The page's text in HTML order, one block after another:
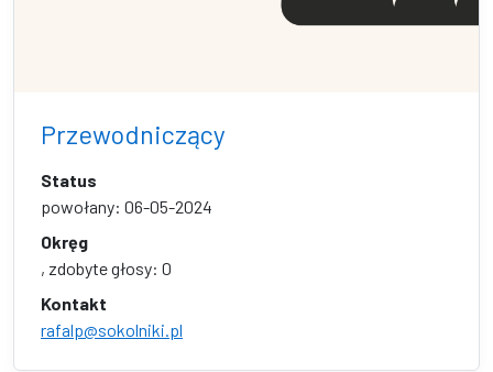
Przewodniczący
Status
powołany: 06-05-2024
Okręg
, zdobyte głosy: 0
Kontakt
rafalp@sokolniki.pl